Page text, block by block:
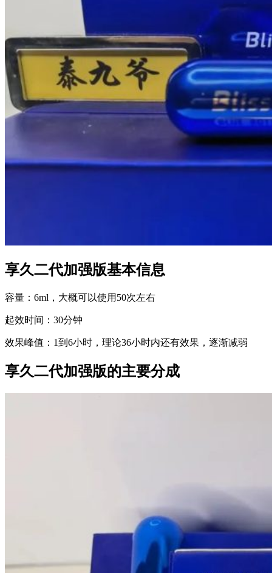
享久二代加强版基本信息
容量​：6ml，大概可以使用50次左右
起效时间​：30分钟
​效果峰值：1到6小时，理论36小时内还有效果，逐渐减弱
享久二代加强版的主要分成